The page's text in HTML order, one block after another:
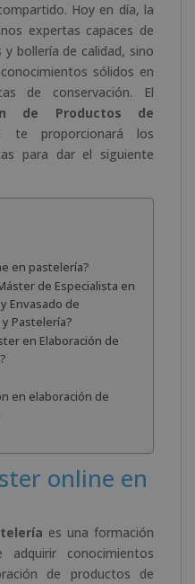
Hoy en día, la
expertas capaces de
bollería de calidad, sino
sólidos en
de conservación. El
de Productos de
te proporcionará los
para dar el siguiente
en pastelería?
de Especialista en
Envasado de
Pastelería?
en Elaboración de
en elaboración de
online en
es una formación
adquirir conocimientos
de productos de